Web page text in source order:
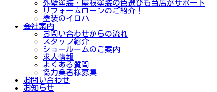
外壁塗装・屋根塗装の色選びも当店がサポート
リフォームローンのご紹介！
塗装のイロハ
会社案内
お問い合わせからの流れ
スタッフ紹介
ショールームのご案内
求人情報
よくある質問
協力業者様募集
お問い合わせ
お知らせ